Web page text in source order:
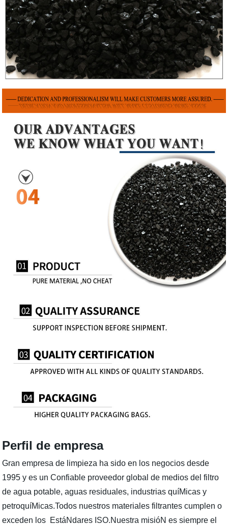
Perfil de empresa
Gran empresa de limpieza ha sido en los negocios desde
1995 y es un Confiable proveedor global de medios del filtro
de agua potable, aguas residuales, industrias quíMicas y
petroquíMicas.Todos nuestros materiales filtrantes cumplen o
exceden los EstáNdares ISO.Nuestra misióN es siempre el